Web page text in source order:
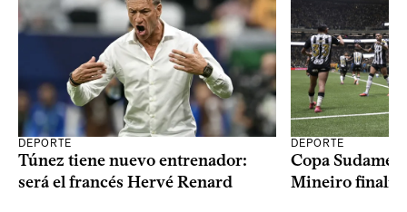
DEPORTE
Túnez tiene nuevo entrenador:
será el francés Hervé Renard
DEPORTE
Copa
Mineiro